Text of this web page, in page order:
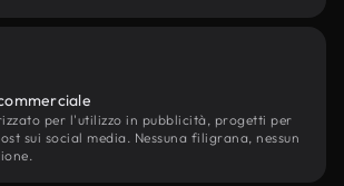
per l'utilizzo in pubblicità, progetti per
sui social media. Nessuna filigrana, nessun